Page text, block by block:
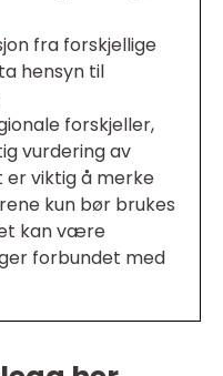
fra forskjellige
hensyn til
forskjeller,
vurdering av
er viktig å merke
kun bør brukes
kan være
forbundet med